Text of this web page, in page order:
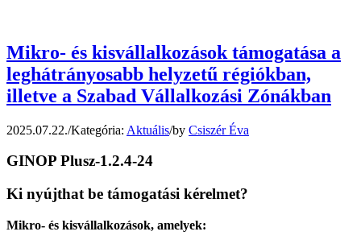
Mikro- és kisvállalkozások támogatása a
leghátrányosabb helyzetű régiókban,
illetve a Szabad Vállalkozási Zónákban
2025.07.22./Kategória: Aktuális/by Csiszér Éva
GINOP Plusz-1.2.4-24
Ki nyújthat be támogatási kérelmet?
Mikro- és kisvállalkozások, amelyek: